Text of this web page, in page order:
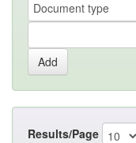
Results/Page